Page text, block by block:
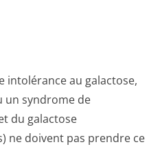
intolérance au galactose,
un syndrome de
du galactose
ne doivent pas prendre ce